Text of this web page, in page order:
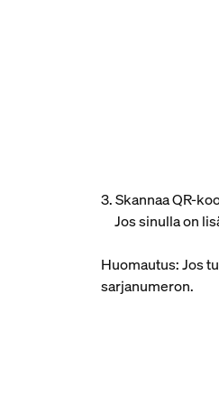
3. Skannaa QR-
Jos sinulla on
Huomautus: Jos
sarjanumeron.